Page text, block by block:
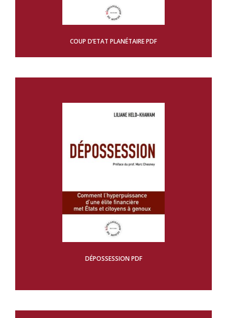
COUP D’ETAT PLANÉTAIRE PDF
DÉPOSSESSION PDF